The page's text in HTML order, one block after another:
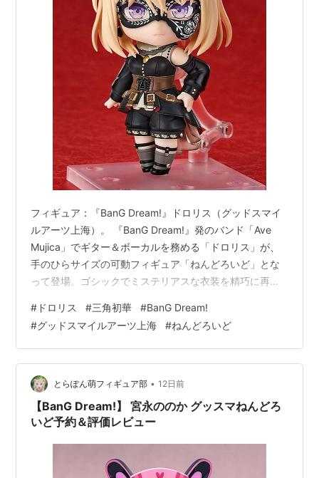
山吹亘史：鈴木琢磨
山吹千紘：山下まみ
真次璃々子：儀武ゆう子
飯塚芳乃：依田菜津
オープニングテーマ「ときめきエクスペリエンス！」
作詞：中村航 / 作曲：上松範康 / 編曲：藤間仁 /
歌：Poppin’Party
エンディングテーマ「キラキラだとか夢だとか 〜Sing
Girls〜」
作詞：中村航 / 作曲・編曲：藤永龍太郎 / 歌：
Poppin’Party
リスト::アニメ作品//タイトル/は行|リスト::アニメ作
品//2017年
フィギュア：『BanG Dream!』ドロリス（グッドスマイ
ルアーツ上海）。 『BanG Dream!』発のバンド「Ave
Mujica」でギター＆ボーカルを務める「ドロリス」が、
手のひらサイズの可動フィギュア「ねんどろいど」とな
って登場。ゴシックでミステリアスな衣装を精巧に再現
制作は「千」が担当。付属する表情パーツやギター、象
徴的な仮面などの豊富なオプションパーツを組み合わせ
ることで、ステージ上での圧巻のパフォーマンスや様々
なシーンを手軽に再現して楽しめます。
# ドロリス #三角初華 #BanG Dream!
#グッドスマイルアーツ上海 #ねんどろいど
とらぽん萌フィギュア部 • 12日前
【BanG Dream!】 宮永ののか グッスマねんどろ
いど予約＆評価レビュー